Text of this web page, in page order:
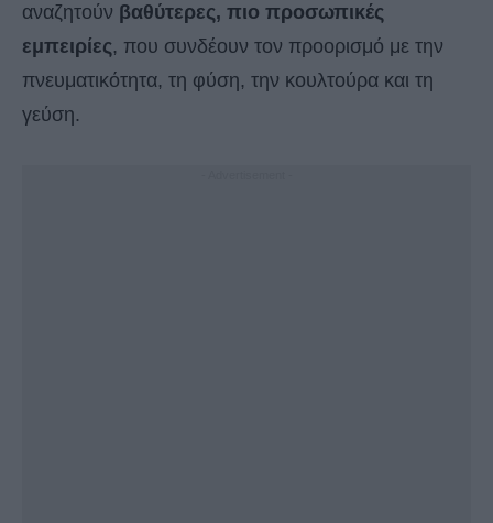
αναζητούν βαθύτερες, πιο προσωπικές
εμπειρίες, που συνδέουν τον προορισμό με την
πνευματικότητα, τη φύση, την κουλτούρα και τη
γεύση.